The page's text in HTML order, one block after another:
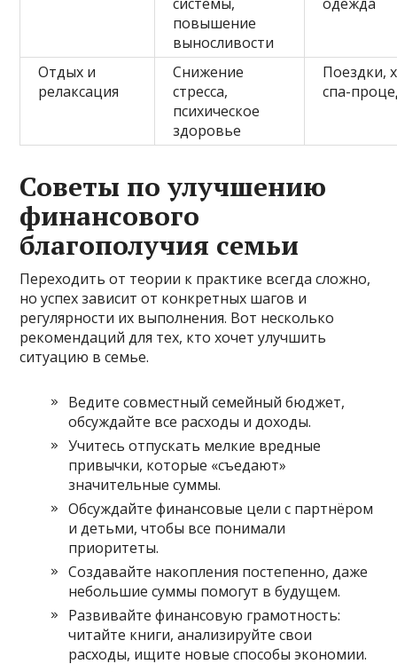
повышение
выносливости
Отдых и
релаксация
Снижение
стресса,
психическое
здоровье
Поездки,
спа-
Советы по улучшению
финансового
благополучия семьи
Переходить от теории к практике всегда сложно,
но успех зависит от конкретных шагов и
регулярности их выполнения. Вот несколько
рекомендаций для тех, кто хочет улучшить
ситуацию в семье.
Ведите совместный семейный бюджет,
обсуждайте все расходы и доходы.
Учитесь отпускать мелкие вредные
привычки, которые «съедают»
значительные суммы.
Обсуждайте финансовые цели с партнёром
и детьми, чтобы все понимали
приоритеты.
Создавайте накопления постепенно, даже
небольшие суммы помогут в будущем.
Развивайте финансовую грамотность:
читайте книги, анализируйте свои
расходы, ищите новые способы экономии.